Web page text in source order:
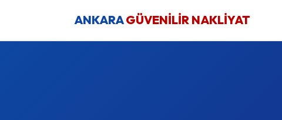
ANKARAGÜVENİLİR NAKLİYAT